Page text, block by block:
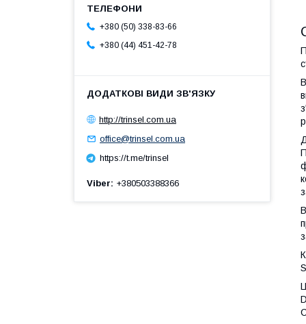
+380 (50) 338-83-66
+380 (44) 451-42-78
http://trinsel.com.ua
office@trinsel.com.ua
https://t.me/trinsel
Viber +380503388366